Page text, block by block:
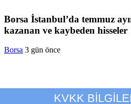
Borsa İstanbul’da temmuz
kazanan ve kaybeden hisseler
Borsa 3 gün önce
KVKK